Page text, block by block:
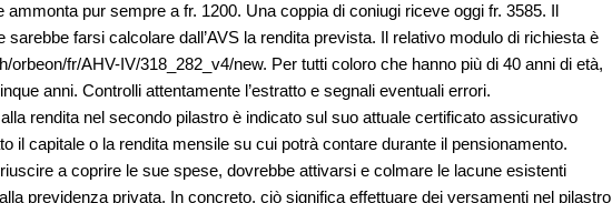
ammonta pur sempre a fr. 1200. Una coppia di coniugi riceve oggi fr. 3585. Il
sarebbe farsi calcolare dall’AVS la rendita prevista. Il relativo modulo di richiesta è
orbeon/fr/AHV-IV/318_282_v4/new. Per tutti coloro che hanno più di 40 anni di età,
anni. Controlli attentamente l’estratto e segnali eventuali errori.
rendita nel secondo pilastro è indicato sul suo attuale certificato assicurativo
il capitale o la rendita mensile su cui potrà contare durante il pensionamento.
a coprire le sue spese, dovrebbe attivarsi e colmare le lacune esistenti
previdenza privata. In concreto, ciò significa effettuare dei versamenti nel pilastro